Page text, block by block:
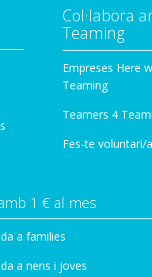
Col·labora
Teaming
Empreses Here
Teaming
Teamers 4
Fes-te voluntari/a
1 € al mes
a families
a nens i joves